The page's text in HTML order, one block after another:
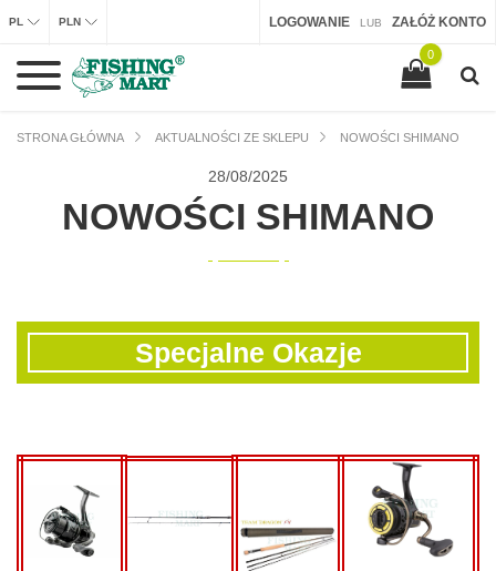
LOGOWANIE LUB ZAŁÓŻ KONTO
PL PLN
0
STRONA GŁÓWNA AKTUALNOŚCI ZE SKLEPU NOWOŚCI SHIMANO
28/08/2025
NOWOŚCI SHIMANO
Specjalne Okazje